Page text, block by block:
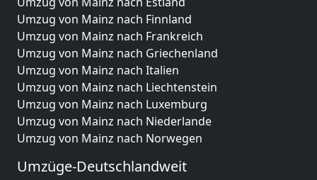
Umzug von Mainz nach Finnland
Umzug von Mainz nach Frankreich
Umzug von Mainz nach Griechenland
Umzug von Mainz nach Italien
Umzug von Mainz nach Liechtenstein
Umzug von Mainz nach Luxemburg
Umzug von Mainz nach Niederlande
Umzug von Mainz nach Norwegen
Umzüge-Deutschlandweit